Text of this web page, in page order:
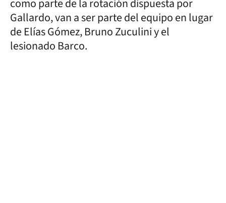
como parte de la rotación dispuesta por
Gallardo, van a ser parte del equipo en lugar
de Elías Gómez, Bruno Zuculini y el
lesionado Barco.